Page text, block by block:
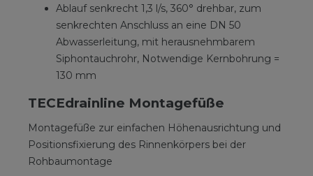
Ablauf senkrecht 1,3 l/s, 360° drehbar, zum
senkrechten Anschluss an eine DN 50
Abwasserleitung, mit herausnehmbarem
Siphontauchrohr, Notwendige Kernbohrung =
130 mm
TECEdrainline Montagefüße
Montagefüße zur einfachen Höhenausrichtung und
Positionsfixierung des Rinnenkörpers bei der
Rohbaumontage